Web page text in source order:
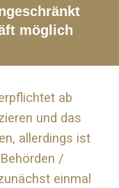
möglich
ab
und das
allerdings ist
/
einmal